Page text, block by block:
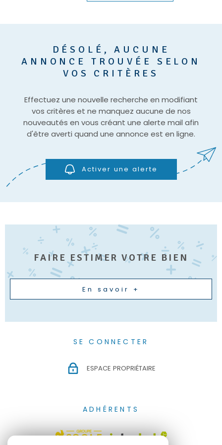
DÉSOLÉ, AUCUNE
ANNONCE TROUVÉE SELON
VOS CRITÈRES
Effectuez une nouvelle recherche en modifiant
vos critères et ne manquez aucune de nos
nouveautés en vous créant une alerte mail afin
d'être averti quand une annonce est en ligne.
Activer une alerte
FAIRE ESTIMER VOTRE BIEN
En savoir +
SE CONNECTER
ESPACE PROPRIÉTAIRE
ADHÉRENTS